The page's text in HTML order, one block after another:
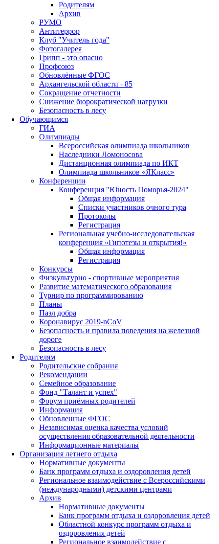
Родителям
Архив
РУМО
Антитеррор
Клуб "Учитель года"
Фотогалерея
Грипп - это опасно
Профсоюз
Обновлённые ФГОС
Архангельской области - 85
Сокращение отчетности
Снижение бюрократической нагрузки
Безопасность в лесу
Обучающимся
ГИА
Олимпиады
Всероссийская олимпиада школьников
Наследники Ломоносова
Дистанционная олимпиада по ИКТ
Олимпиада школьников «ЯКласс»
Конференции
Конференция "Юность Поморья-2024"
Общая информация
Списки участников очного тура
Протоколы
Регистрация
Региональная учебно-исследовательская
конференция «Гипотезы и открытия!»
Общая информация
Регистрация
Конкурсы
Физкультурно - спортивные мероприятия
Развитие математического образования
Турнир по программированию
Планы
Пазл добра
Коронавирус 2019-nCoV
Безопасность и правила поведения на железной
дороге
Безопасность в лесу
Родителям
Родительские собрания
Рекомендации
Семейное образование
Фонд "Талант и успех"
Форум приёмных родителей
Информация
Обновленные ФГОС
Независимая оценка качества условий
осуществления образовательной деятельности
Информационные материалы
Организация летнего отдыха
Нормативные документы
Банк программ отдыха и оздоровления детей
Региональное взаимодействие с Всероссийскими
(международными) детскими центрами
Архив
Нормативные документы
Банк программ отдыха и оздоровления детей
Областной конкурс программ отдыха и
оздоровления детей
Региональное взаимодействие с